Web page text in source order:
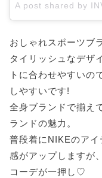
A post shared by
おしゃれスポーツブ
タイリッシュなデザ
トに合わせやすいの
しやすいです!
全身ブランドで揃え
ランドの魅力。
普段着にNIKEのア
感がアップしますが
コーデが一押し♡